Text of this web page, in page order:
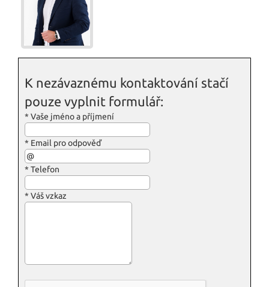
K nezávaznému kontaktování stačí
pouze vyplnit formulář:
* Vaše jméno a příjmení
* Email pro odpověď
* Telefon
* Váš vzkaz